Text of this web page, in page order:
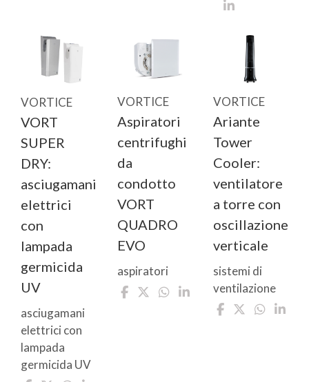
VORTICE
VORT
SUPER
DRY:
asciugamani
elettrici
con
lampada
germicida
UV
asciugamani
elettrici con
lampada
germicida UV
VORTICE
Aspiratori
centrifughi
da
condotto
VORT
QUADRO
EVO
aspiratori
VORTICE
Ariante
Tower
Cooler:
ventilatore
a torre con
oscillazione
verticale
sistemi di
ventilazione